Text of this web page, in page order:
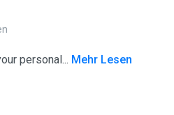
personal... Mehr Lesen